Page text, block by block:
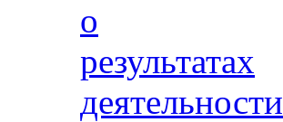
о
результатах
деятельности